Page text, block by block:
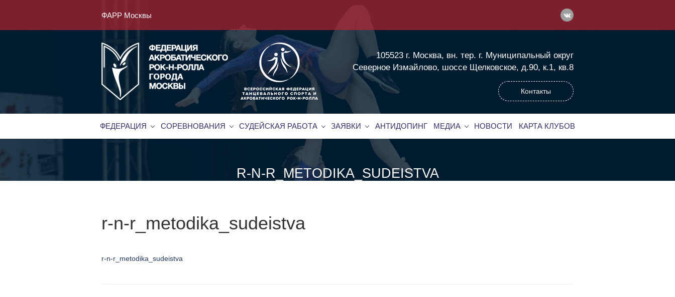
ФАРР Москвы
105523 г. Москва, вн. тер. г. Муниципальный округ
Северное Измайлово, шоссе Щелковское, д.90, к.1, кв.8
Контакты
ФЕДЕРАЦИЯ СОРЕВНОВАНИЯ СУДЕЙСКАЯ РАБОТА ЗАЯВКИ АНТИДОПИНГ МЕДИА НОВОСТИ КАРТА КЛУБОВ
R-N-R_METODIKA_SUDEISTVA
r-n-r_metodika_sudeistva
r-n-r_metodika_sudeistva